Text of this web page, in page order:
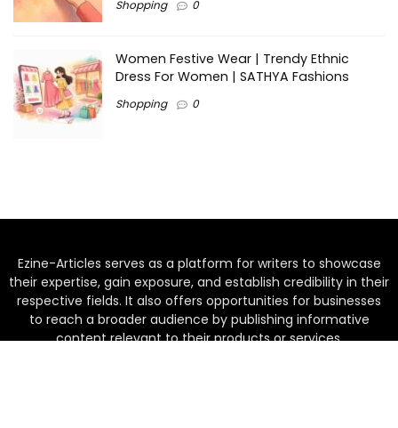
Shopping 0
Women Festive Wear | Trendy Ethnic
Dress For Women | SATHYA Fashions
Shopping 0
Ezine-Articles serves as a platform for writers to showcase
their expertise, gain exposure, and establish credibility in their
respective fields. It also offers opportunities for businesses
to reach a broader audience by publishing informative
content relevant to their products or services.